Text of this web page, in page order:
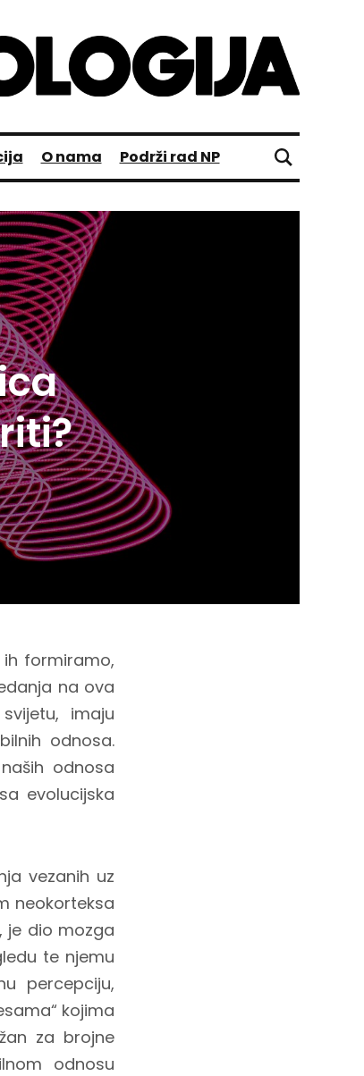
O nama Podrži rad NP
formiramo,
na ova
imaju
odnosa.
odnosa
evolucijska
vezanih uz
neokorteksa
je dio mozga
te njemu
percepciju,
kojima
za brojne
odnosu